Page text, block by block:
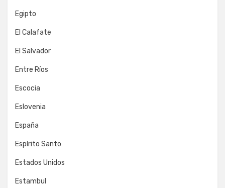
Egipto
El Calafate
El Salvador
Entre Ríos
Escocia
Eslovenia
España
Espírito Santo
Estados Unidos
Estambul